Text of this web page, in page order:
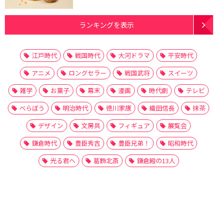
ランキングを表示
江戸時代 戦国時代 大河ドラマ
平安時代
アニメ
ロングセラー 戦国武将
スイーツ
雑学
お菓子 幕末 漫画 時代劇
テレビ
べらぼう
明治時代 徳川家康 織田信長
抹茶
デザイン
文房具 フィギュア
展覧会
鎌倉時代
豊臣秀吉 豊臣兄弟！
昭和時代
光る君へ
葛飾北斎 鎌倉殿の13人